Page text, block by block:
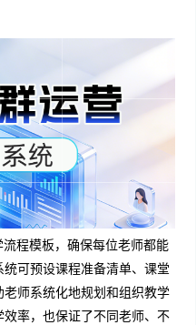
程模板，确保每位老师都能
可预设课程准备清单、课堂
师系统化地规划和组织教学
率，也保证了不同老师、不